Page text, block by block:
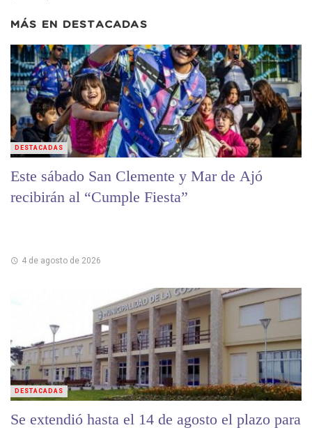
MÁS EN DESTACADAS
Este sábado San Clemente y Mar de Ajó
recibirán al “Cumple Fiesta”
4 de agosto de 2026
DESTACADAS
Se extendió hasta el 14 de agosto el plazo para
DESTACADAS